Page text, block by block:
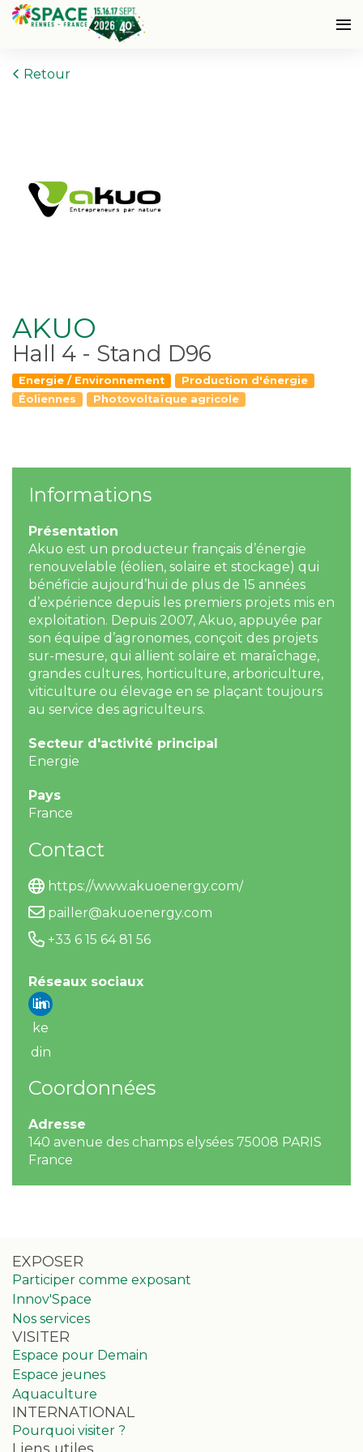
Retour
AKUO
Hall 4 - Stand D96
Energie / Environnement
Production d'énergie
Éoliennes
Photovoltaïque agricole
Informations
Présentation
Akuo est un producteur français d’énergie
renouvelable (éolien, solaire et stockage) qui
bénéficie aujourd’hui de plus de 15 années
d’expérience depuis les premiers projets mis en
exploitation. Depuis 2007, Akuo, appuyée par
son équipe d’agronomes, conçoit des projets
sur-mesure, qui allient solaire et maraîchage,
grandes cultures, horticulture, arboriculture,
viticulture ou élevage en se plaçant toujours
au service des agriculteurs.
Secteur d'activité principal
Energie
Pays
France
Contact
https://www.akuoenergy.com/
pailler@akuoenergy.com
+33 6 15 64 81 56
Réseaux sociaux
Lin
ke
din
Coordonnées
Adresse
140 avenue des champs elysées 75008 PARIS
France
EXPOSER
Participer comme exposant
Innov'Space
Nos services
VISITER
Espace pour Demain
Espace jeunes
Aquaculture
INTERNATIONAL
Pourquoi visiter ?